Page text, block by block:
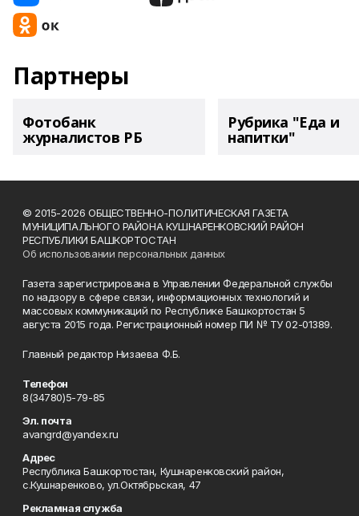
Партнеры
Фотобанк
журналистов РБ
Рубрика "Еда и
напитки"
© 2015-2026 ОБЩЕСТВЕННО-ПОЛИТИЧЕСКАЯ ГАЗЕТА
МУНИЦИПАЛЬНОГО РАЙОНА КУШНАРЕНКОВСКИЙ РАЙОН
РЕСПУБЛИКИ БАШКОРТОСТАН
Об использовании персональных данных
Газета зарегистрирована в Управлении Федеральной службы
по надзору в сфере связи, информационных технологий и
массовых коммуникаций по Республике Башкортостан 5
августа 2015 года. Регистрационный номер ПИ № ТУ 02-01389.
Главный редактор Низаева Ф.Б.
Телефон
8(34780)5-79-85
Эл. почта
avangrd@yandex.ru
Адрес
Республика Башкортостан, Кушнаренковский район,
с.Кушнаренково, ул.Октябрьская, 47
Рекламная служба